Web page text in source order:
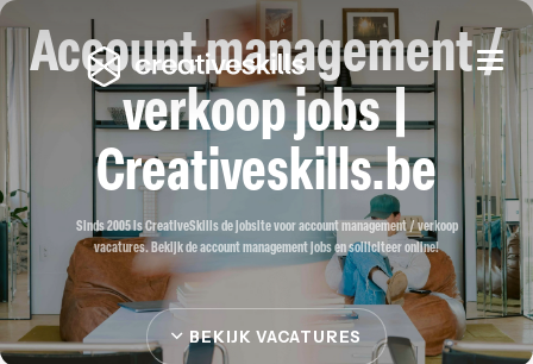
Account management /
verkoop jobs |
Creativeskills.be
Sinds 2005 is CreativeSkills de jobsite voor account management / verkoop
vacatures. Bekijk de account management jobs en solliciteer online!
BEKIJK VACATURES